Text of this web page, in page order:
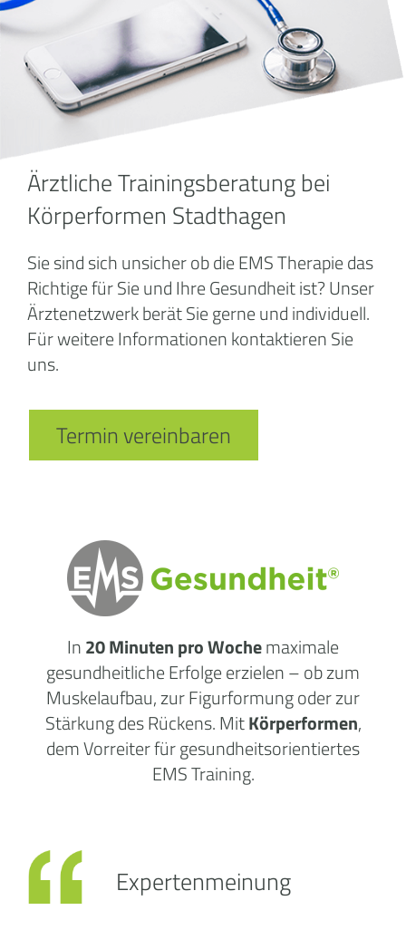
Ärztliche Trainingsberatung bei
Körperformen Stadthagen
Sie sind sich unsicher ob die EMS Therapie das
Richtige für Sie und Ihre Gesundheit ist? Unser
Ärztenetzwerk berät Sie gerne und individuell.
Für weitere Informationen kontaktieren Sie
uns.
Termin vereinbaren
In20 Minuten pro Wochemaximale
gesundheitliche Erfolge erzielen – ob zum
Muskelaufbau, zur Figurformung oder zur
Stärkung des Rückens. MitKörperformen,
dem Vorreiter für gesundheitsorientiertes
EMS Training.
Expertenmeinung